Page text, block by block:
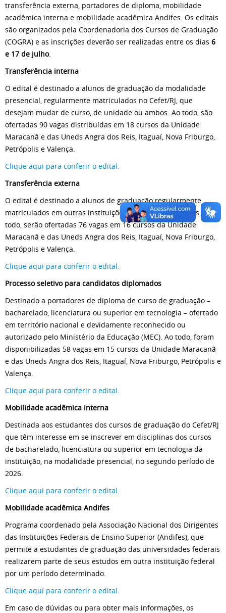
transferência externa, portadores de diploma, mobilidade
acadêmica interna e mobilidade acadêmica Andifes. Os editais
são organizados pela Coordenadoria dos Cursos de Graduação
(COGRA) e as inscrições deverão ser realizadas entre os dias 6
e 17 de julho.
Transferência interna
O edital é destinado a alunos de graduação da modalidade
presencial, regularmente matriculados no Cefet/RJ, que
desejam mudar de curso, de unidade ou ambos. Ao todo, são
ofertadas 90 vagas distribuídas em 18 cursos da Unidade
Maracanã e das Uneds Angra dos Reis, Itaguaí, Nova Friburgo,
Petrópolis e Valença.
Clique aqui para conferir o edital.
Transferência externa
O edital é destinado a alunos de graduação regularmente
matriculados em outras instituições públicas ou privadas. Ao
todo, serão ofertadas 76 vagas em 16 cursos da Unidade
Maracanã e das Uneds Angra dos Reis, Itaguaí, Nova Friburgo,
Petrópolis e Valença.
Clique aqui para conferir o edital.
Processo seletivo para candidatos diplomados
Destinado a portadores de diploma de curso de graduação –
bacharelado, licenciatura ou superior em tecnologia – ofertado
em território nacional e devidamente reconhecido ou
autorizado pelo Ministério da Educação (MEC). Ao todo, foram
disponibilizadas 58 vagas em 15 cursos da Unidade Maracanã
e das Uneds Angra dos Reis, Itaguaí, Nova Friburgo, Petrópolis e
Valença.
Clique aqui para conferir o edital.
Mobilidade acadêmica interna
Destinada aos estudantes dos cursos de graduação do Cefet/RJ
que têm interesse em se inscrever em disciplinas dos cursos
de bacharelado, licenciatura ou superior em tecnologia da
instituição, na modalidade presencial, no segundo período de
2026.
Clique aqui para conferir o edital.
Mobilidade acadêmica Andifes
Programa coordenado pela Associação Nacional dos Dirigentes
das Instituições Federais de Ensino Superior (Andifes), que
permite a estudantes de graduação das universidades federais
realizarem parte de seus estudos em outra instituição federal
por um período determinado.
Clique aqui para conferir o edital.
Em caso de dúvidas ou para obter mais informações, os